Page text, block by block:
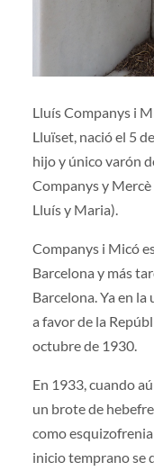
Lluís Companys i
Lluïset, nació el 5
hijo y único varón
Companys y
Lluís y Maria).
Companys i Micó
Barcelona y más
Barcelona. Ya en
a favor de la
octubre de 1930.
En 1933, cuando
un brote de
como
inicio temprano se